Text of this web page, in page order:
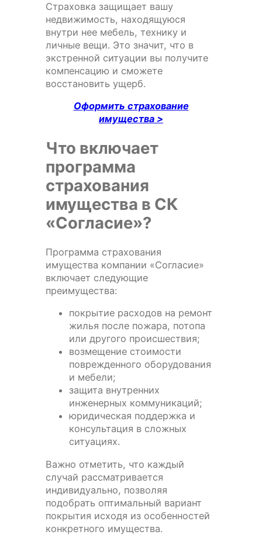
Страховка защищает вашу
недвижимость, находящуюся
внутри нее мебель, технику и
личные вещи. Это значит, что в
экстренной ситуации вы получите
компенсацию и сможете
восстановить ущерб.
Оформить страхование
имущества >
Что включает
программа
страхования
имущества в СК
«Согласие»?
Программа страхования
имущества компании «Согласие»
включает следующие
преимущества:
покрытие расходов на ремонт
жилья после пожара, потопа
или другого происшествия;
возмещение стоимости
поврежденного оборудования
и мебели;
защита внутренних
инженерных коммуникаций;
юридическая поддержка и
консультация в сложных
ситуациях.
Важно отметить, что каждый
случай рассматривается
индивидуально, позволяя
подобрать оптимальный вариант
покрытия исходя из особенностей
конкретного имущества.